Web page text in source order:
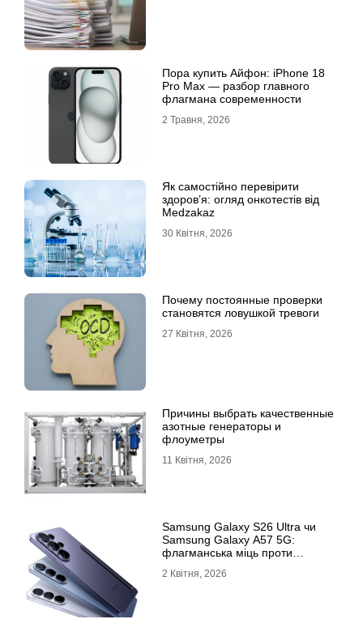
Пора купить Айфон: iPhone 18
Pro Max — разбор главного
флагмана современности
2 Травня, 2026
Як самостійно перевірити
здоров’я: огляд онкотестів від
Medzakaz
30 Квітня, 2026
Почему постоянные проверки
становятся ловушкой тревоги
27 Квітня, 2026
Причины выбрать качественные
азотные генераторы и
флоуметры
11 Квітня, 2026
Samsung Galaxy S26 Ultra чи
Samsung Galaxy A57 5G:
флагманська міць проти
2 Квітня, 2026